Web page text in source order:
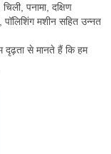
पनामा, दक्षिण
मशीन सहित उन्नत
दृढ़ता से मानते हैं कि हम